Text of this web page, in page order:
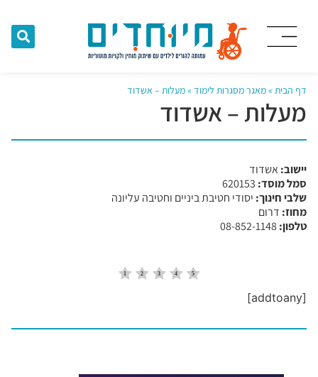
דף הבית »מאגר מסגרות לימוד »מעלות – אשדוד
מעלות – אשדוד
יישוב: אשדוד
סמל מוסד: ​620153
שלבי חינוך: יסודי חטיבת ביניים וחטיבה עליונה
מחוז: דרום
טלפון:
[addtoany]